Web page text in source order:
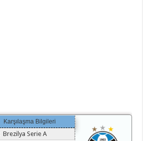
Karşılaşma Bilgileri
Brezilya Serie A